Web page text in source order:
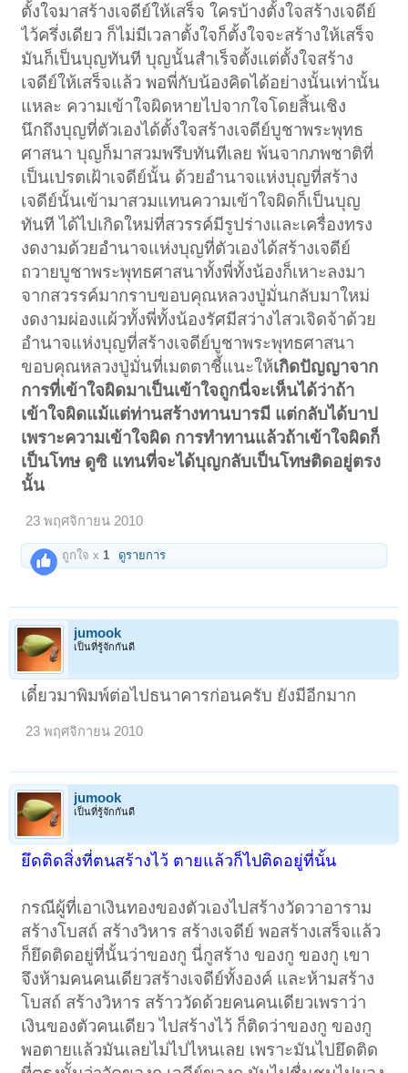
ตั้งใจมาสร้างเจดีย์ให้เสร็จ ใครบ้างตั้งใจสร้างเจดีย์
ไว้ครึ่งเดียว ก็ไม่มีเวลาตั้งใจก็ตั้งใจจะสร้างให้เสร็จ
มันก็เป็นบุญทันที บุญนั้นสำเร็จตั้งแต่ตั้งใจสร้าง
เจดีย์ให้เสร็จแล้ว พอพี่กับน้องคิดได้อย่างนั้นเท่านั้น
แหละ ความเข้าใจผิดหายไปจากใจโดยสิ้นเชิง
นึกถึงบุญที่ตัวเองได้ตั้งใจสร้างเจดีย์บูชาพระพุทธ
ศาสนา บุญก็มาสวมพรึบทันทีเลย พ้นจากภพชาติที่
เป็นเปรตเฝ้าเจดีย์นั้น ด้วยอำนาจแห่งบุญที่สร้าง
เจดีย์นั้นเข้ามาสวมแทนความเข้าใจผิดก็เป็นบุญ
ทันที ได้ไปเกิดใหม่ที่สวรรค์มีรูปร่างและเครื่องทรง
งดงามด้วยอำนาจแห่งบุญที่ตัวเองได้สร้างเจดีย์
ถวายบูชาพระพุทธศาสนาทั้งพี่ทั้งน้องก็เหาะลงมา
จากสวรรค์มากราบขอบคุณหลวงปู่มั่นกลับมาใหม่
งดงามผ่องแผ้วทั้งพี่ทั้งน้องรัศมีสว่างไสวเจิดจ้าด้วย
อำนาจแห่งบุญที่สร้างเจดีย์บูชาพระพุทธศาสนา
ขอบคุณหลวงปู่มั่นที่เมตตาชี้แนะให้เกิดปัญญาจาก
การที่เข้าใจผิดมาเป็นเข้าใจถูกนี่จะเห็นได้ว่าถ้า
เข้าใจผิดแม้แต่ท่านสร้างทานบารมี แต่กลับได้บาป
เพราะความเข้าใจผิด การทำทานแล้วถ้าเข้าใจผิดก็
เป็นโทษ ดูซิ แทนที่จะได้บุญกลับเป็นโทษติดอยู่ตรง
นั้น
23 พฤศจิกายน 2010
ถูกใจ x 1 ดูรายการ
jumook
เป็นที่รู้จักกันดี
เดี๋ยวมาพิมพ์ต่อไปธนาคารก่อนครับ ยังมีอีกมาก
23 พฤศจิกายน 2010
jumook
เป็นที่รู้จักกันดี
ยึดติดสิ่งที่ตนสร้างไว้ ตายแล้วก็ไปติดอยู่ที่นั้น
กรณีผู้ที่เอาเงินทองของตัวเองไปสร้างวัดวาอาราม
สร้างโบสถ์ สร้างวิหาร สร้างเจดีย์ พอสร้างเสร็จแล้ว
ก็ยึดติดอยู่ที่นั้นว่าของกู นี่กูสร้าง ของกู ของกู เขา
จึงห้ามคนคนเดียวสร้างเจดีย์ทั้งองค์ และห้ามสร้าง
โบสถ์ สร้างวิหาร สร้าววัดด้วยคนคนเดียวเพราว่า
เงินของตัวคนเดียว ไปสร้างไว้ ก็ติดว่าของกู ของกู
พอตายแล้วมันเลยไม่ไปไหนเลย เพราะมันไปยึดติด